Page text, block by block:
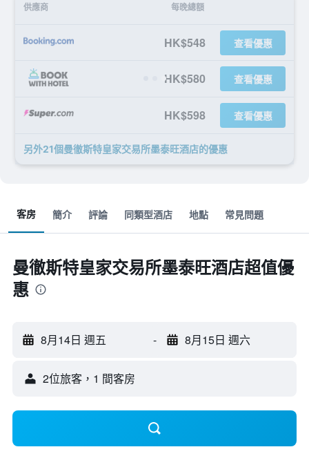
供應商 每晚總額
HK$548 查看優惠
HK$580 查看優惠
HK$598 查看優惠
另外21個曼徹斯特皇家交易所墨泰旺酒店​的優惠
客房 簡介 評論 同類型酒店 地點 常見問題
曼徹斯特皇家交易所墨泰旺酒店超值優
惠
8月14日 週五 - 8月15日 週六
2位旅客，1 間客房